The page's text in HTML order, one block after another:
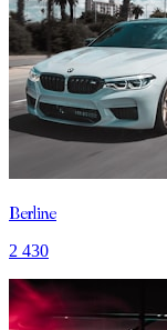
Berline
2 430